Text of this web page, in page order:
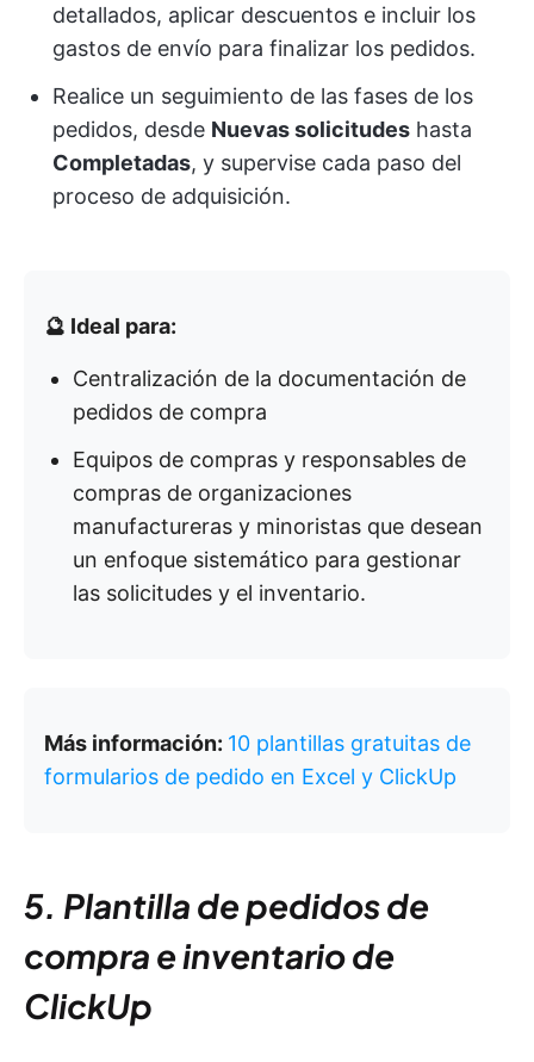
detallados, aplicar descuentos e incluir los
gastos de envío para finalizar los pedidos.
Realice un seguimiento de las fases de los
pedidos, desde Nuevas solicitudes hasta
Completadas, y supervise cada paso del
proceso de adquisición.
🔮 Ideal para:
Centralización de la documentación de
pedidos de compra
Equipos de compras y responsables de
compras de organizaciones
manufactureras y minoristas que desean
un enfoque sistemático para gestionar
las solicitudes y el inventario.
Más información: 10 plantillas gratuitas de
formularios de pedido en Excel y ClickUp
5. Plantilla de pedidos de
compra e inventario de
ClickUp